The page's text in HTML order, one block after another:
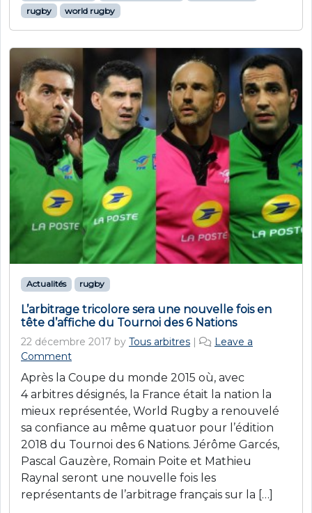
rugby
world rugby
Actualités rugby
L’arbitrage tricolore sera une nouvelle fois en
tête d’affiche du Tournoi des 6 Nations
22 décembre 2017 by Tous arbitres
Leave a
Comment
Après la Coupe du monde 2015 où, avec
4 arbitres désignés, la France était la nation la
mieux représentée, World Rugby a renouvelé
sa confiance au même quatuor pour l’édition
2018 du Tournoi des 6 Nations. Jérôme Garcés,
Pascal Gauzère, Romain Poite et Mathieu
Raynal seront une nouvelle fois les
représentants de l’arbitrage français sur la […]